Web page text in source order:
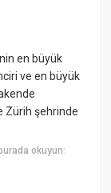
en büyük
ve en büyük
Zürih şehrinde
okuyun: